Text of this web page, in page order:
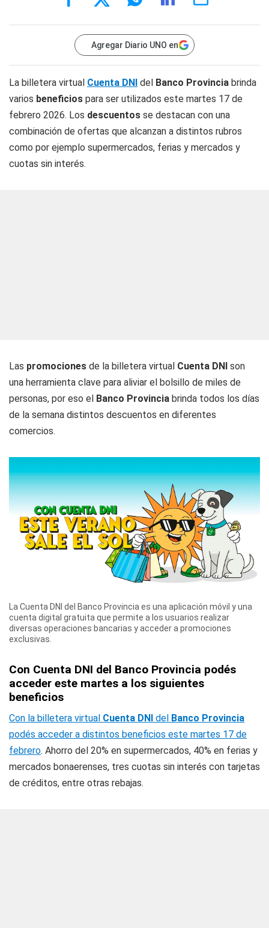
Agregar Diario UNO en
La billetera virtual Cuenta DNI del Banco Provincia brinda
varios beneficios para ser utilizados este martes 17 de
febrero 2026. Los descuentos se destacan con una
combinación de ofertas que alcanzan a distintos rubros
como por ejemplo supermercados, ferias y mercados y
cuotas sin interés.
Las promociones de la billetera virtual Cuenta DNI son
una herramienta clave para aliviar el bolsillo de miles de
personas, por eso el Banco Provincia brinda todos los días
de la semana distintos descuentos en diferentes
comercios.
La Cuenta DNI del Banco Provincia es una aplicación móvil y una
cuenta digital gratuita que permite a los usuarios realizar
diversas operaciones bancarias y acceder a promociones
exclusivas.
Con Cuenta DNI del Banco Provincia podés
acceder este martes a los siguientes
beneficios
Con la billetera virtual Cuenta DNI del Banco Provincia
podés acceder a distintos beneficios este martes 17 de
febrero. Ahorro del 20% en supermercados, 40% en ferias y
mercados bonaerenses, tres cuotas sin interés con tarjetas
de créditos, entre otras rebajas.